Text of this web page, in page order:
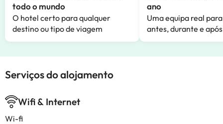
todo o mundo
O hotel certo para qualquer
destino ou tipo de viagem
ano
Uma equipa real
antes, durante e
Serviços do alojamento
Wifi & Internet
Wi-fi